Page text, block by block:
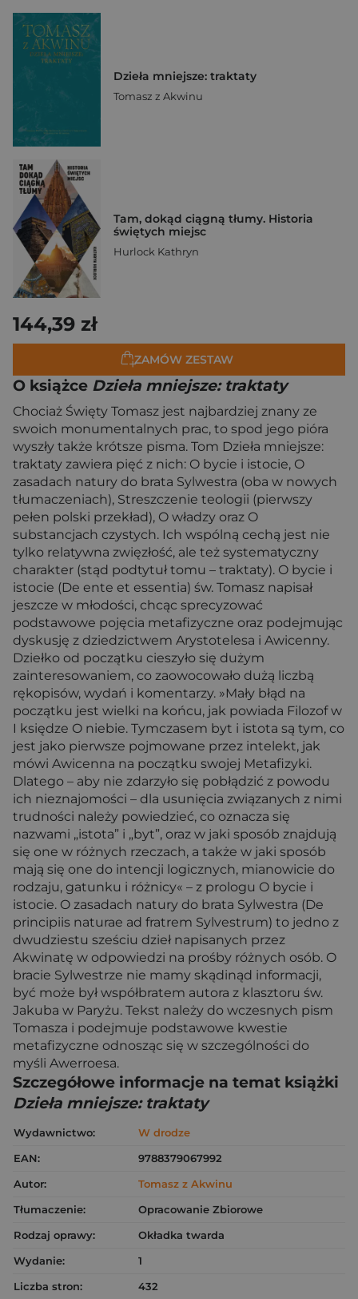
Dzieła mniejsze: traktaty
Tomasz z Akwinu
Tam, dokąd ciągną tłumy. Historia
świętych miejsc
Hurlock Kathryn
144,39 zł
ZAMÓW ZESTAW
O książce Dzieła mniejsze: traktaty
Chociaż Święty Tomasz jest najbardziej znany ze
swoich monumentalnych prac, to spod jego pióra
wyszły także krótsze pisma. Tom Dzieła mniejsze:
traktaty zawiera pięć z nich: O bycie i istocie, O
zasadach natury do brata Sylwestra (oba w nowych
tłumaczeniach), Streszczenie teologii (pierwszy
pełen polski przekład), O władzy oraz O
substancjach czystych. Ich wspólną cechą jest nie
tylko relatywna zwięzłość, ale też systematyczny
charakter (stąd podtytuł tomu – traktaty). O bycie i
istocie (De ente et essentia) św. Tomasz napisał
jeszcze w młodości, chcąc sprecyzować
podstawowe pojęcia metafizyczne oraz podejmując
dyskusję z dziedzictwem Arystotelesa i Awicenny.
Dziełko od początku cieszyło się dużym
zainteresowaniem, co zaowocowało dużą liczbą
rękopisów, wydań i komentarzy. »Mały błąd na
początku jest wielki na końcu, jak powiada Filozof w
I księdze O niebie. Tymczasem byt i istota są tym, co
jest jako pierwsze pojmowane przez intelekt, jak
mówi Awicenna na początku swojej Metafizyki.
Dlatego – aby nie zdarzyło się pobłądzić z powodu
ich nieznajomości – dla usunięcia związanych z nimi
trudności należy powiedzieć, co oznacza się
nazwami „istota” i „byt”, oraz w jaki sposób znajdują
się one w różnych rzeczach, a także w jaki sposób
mają się one do intencji logicznych, mianowicie do
rodzaju, gatunku i różnicy« – z prologu O bycie i
istocie. O zasadach natury do brata Sylwestra (De
principiis naturae ad fratrem Sylvestrum) to jedno z
dwudziestu sześciu dzieł napisanych przez
Akwinatę w odpowiedzi na prośby różnych osób. O
bracie Sylwestrze nie mamy skądinąd informacji,
być może był współbratem autora z klasztoru św.
Jakuba w Paryżu. Tekst należy do wczesnych pism
Tomasza i podejmuje podstawowe kwestie
metafizyczne odnosząc się w szczególności do
myśli Awerroesa.
Szczegółowe informacje na temat książki
Dzieła mniejsze: traktaty
Wydawnictwo:
W drodze
EAN:
9788379067992
Autor:
Tomasz z Akwinu
Tłumaczenie:
Opracowanie Zbiorowe
Rodzaj oprawy:
Okładka twarda
Wydanie:
1
Liczba stron:
432